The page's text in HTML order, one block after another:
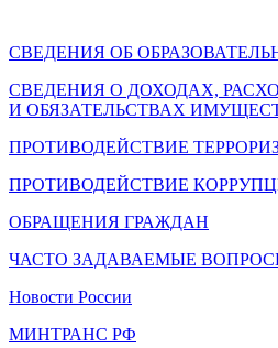
СВЕДЕНИЯ ОБ
СВЕДЕНИЯ О ДОХОДАХ,
И ОБЯЗАТЕЛЬСТВАХ
ПРОТИВОДЕЙСТВИЕ
ПРОТИВОДЕЙСТВИЕ
ОБРАЩЕНИЯ ГРАЖДАН
ЧАСТО ЗАДАВАЕМЫЕ
Новости России
МИНТРАНС РФ